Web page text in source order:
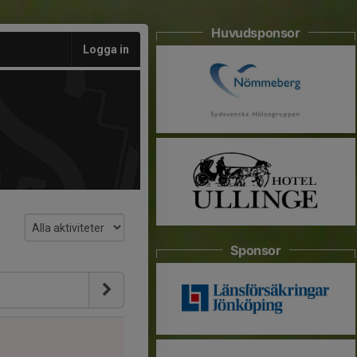
Logga in
Huvudsponsor
Sponsor